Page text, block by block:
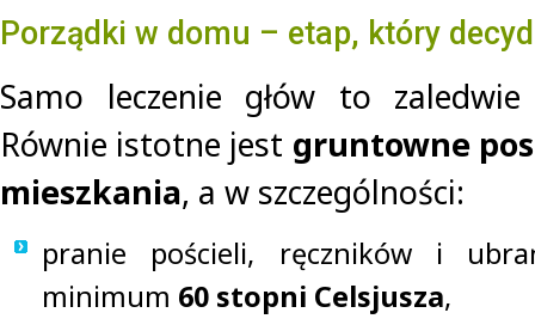
Porządki w domu – etap, który
Samo leczenie głów to zaledwie
Równie istotne jest gruntowne
mieszkania, a w szczególności:
pranie pościeli, ręczników i
minimum 60 stopni Celsjusza,